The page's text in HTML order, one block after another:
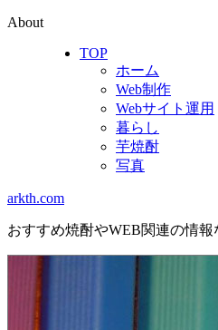
About
TOP
ホーム
Web制作
Webサイト運用
暮らし
芋焼酎
写真
arkth.com
おすすめ焼酎やWEB関連の情